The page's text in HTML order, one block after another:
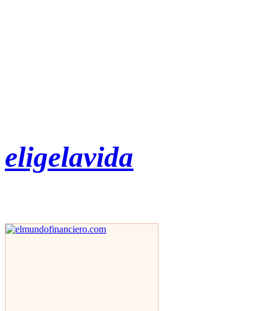
eligelavida